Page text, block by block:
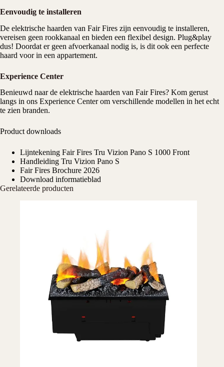
Eenvoudig te installeren
De elektrische haarden van Fair Fires zijn eenvoudig te installeren,
vereisen geen rookkanaal en bieden een flexibel design. Plug&play
dus! Doordat er geen afvoerkanaal nodig is, is dit ook een perfecte
haard voor in een appartement.
Experience Center
Benieuwd naar de elektrische haarden van Fair Fires? Kom gerust
langs in ons Experience Centerom verschillende modellen in het echt
te zien branden.
Product downloads
Lijntekening Fair Fires Tru Vizion Pano S 1000 Front
Handleiding Tru Vizion Pano S
Fair Fires Brochure 2026
Download informatieblad
Gerelateerde producten